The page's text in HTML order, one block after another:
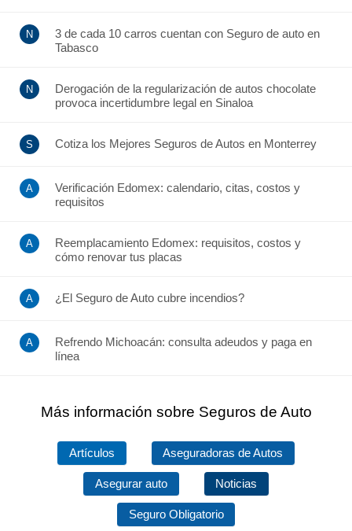
3 de cada 10 carros cuentan con Seguro de auto en
Tabasco
Derogación de la regularización de autos chocolate
provoca incertidumbre legal en Sinaloa
Cotiza los Mejores Seguros de Autos en Monterrey
Verificación Edomex: calendario, citas, costos y
requisitos
Reemplacamiento Edomex: requisitos, costos y
cómo renovar tus placas
¿El Seguro de Auto cubre incendios?
Refrendo Michoacán: consulta adeudos y paga en
línea
Más información sobre Seguros de Auto
Artículos Aseguradoras de Autos
Asegurar auto Noticias
Seguro Obligatorio